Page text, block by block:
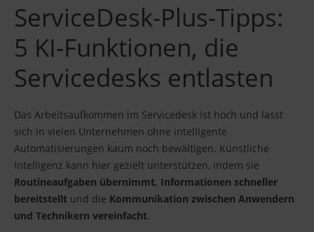
ServiceDesk-Plus-Tipps:
5 KI-Funktionen, die
Servicedesks entlasten
Das Arbeitsaufkommen im Servicedesk ist hoch und lässt
sich in vielen Unternehmen ohne intelligente
Automatisierungen kaum noch bewältigen. Künstliche
Intelligenz kann hier gezielt unterstützen, indem sie
Routineaufgaben übernimmt, Informationen schneller
bereitstellt und die Kommunikation zwischen Anwendern
und Technikern vereinfacht.